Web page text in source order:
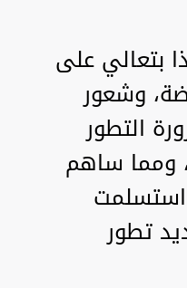
بتعالي على
وشعور
التطور
ومما ساهم
تطور